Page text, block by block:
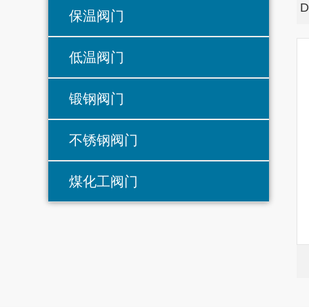
保温阀门
低温阀门
锻钢阀门
不锈钢阀门
煤化工阀门